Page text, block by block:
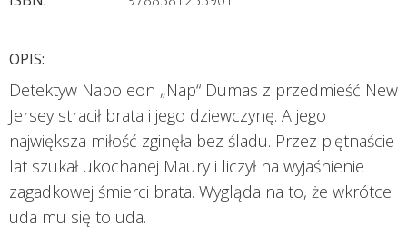
OPIS:
Detektyw Napoleon „Nap“ Dumas z przedmieść New
Jersey stracił brata i jego dziewczynę. A jego
największa miłość zginęła bez śladu. Przez piętnaście
lat szukał ukochanej Maury i liczył na wyjaśnienie
zagadkowej śmierci brata. Wygląda na to, że wkrótce
uda mu się to uda.